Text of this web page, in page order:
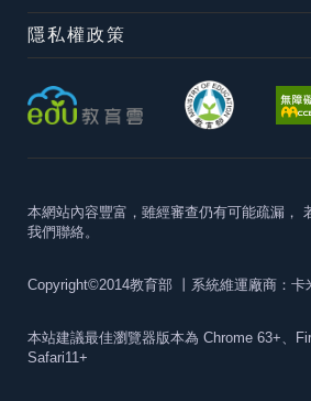
隱私權政策
本網站內容豐富，雖經審查仍有可能疏漏，
我們聯絡。
Copyright©2014教育部 丨系統維運廠商：
本站建議最佳瀏覽器版本為 Chrome 63+、
Safari11+